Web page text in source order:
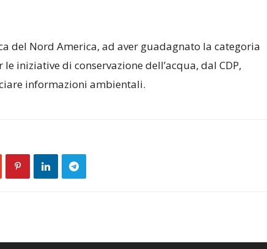
del Nord America, ad aver guadagnato la categoria
iniziative di conservazione dell’acqua, dal CDP,
informazioni ambientali.